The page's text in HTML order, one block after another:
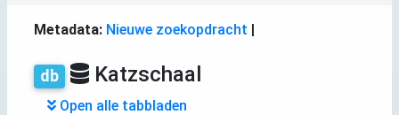
Metadata: Nieuwe zoekopdracht |
db Katzschaal
Open alle tabbladen